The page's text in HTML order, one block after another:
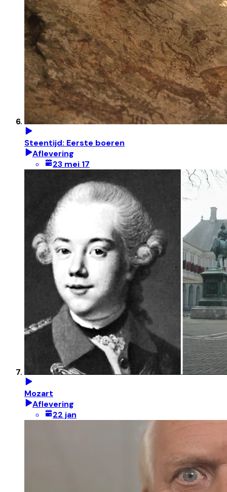
Steentijd: Eerste boeren
Aflevering
23 mei 17
Mozart
Aflevering
22 jan